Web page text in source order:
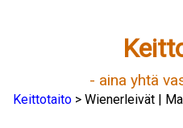
- aina yhtä
Keittotaito > Wienerleivät |